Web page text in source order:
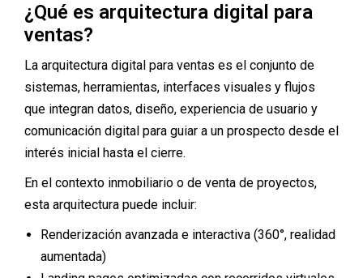
¿Qué es arquitectura digital para
ventas?
La arquitectura digital para ventas es el conjunto de
sistemas, herramientas, interfaces visuales y flujos
que integran datos, diseño, experiencia de usuario y
comunicación digital para guiar a un prospecto desde el
interés inicial hasta el cierre.
En el contexto inmobiliario o de venta de proyectos,
esta arquitectura puede incluir:
Renderización avanzada e interactiva (360°, realidad
aumentada)